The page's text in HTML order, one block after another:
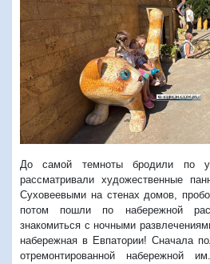
Предыдущий
До самой темноты бродили по
рассматривали художественные
Суховеевыми на стенах домов,
потом пошли по набережной
знакомиться с ночными
набережная в Евпатории! Сначала
отремонтированной набережной